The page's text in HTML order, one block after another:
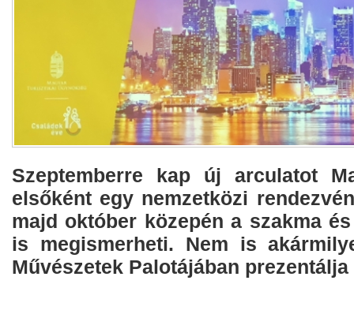
Szeptemberre kap új arculatot
elsőként egy nemzetközi
majd október közepén a szakma
is megismerheti. Nem is
Művészetek Palotájában prezentálja